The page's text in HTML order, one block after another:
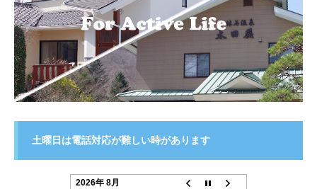
土曜日は電話対応が難しい時があります
2026年 8月